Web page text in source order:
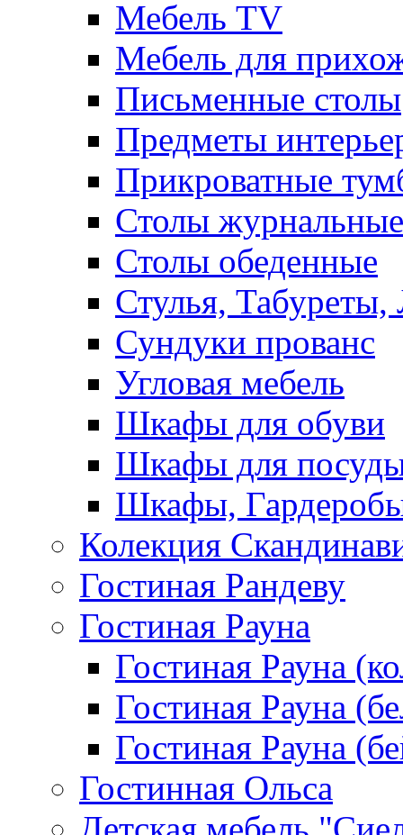
Мебель TV
Мебель для
Письменные столы
Предметы
Прикроватные
Столы журнальные
Столы обеденные
Стулья, Табуреты,
Сундуки прованс
Угловая мебель
Шкафы для обуви
Шкафы для
Шкафы,
Колекция
Гостиная Рандеву
Гостиная Рауна
Гостиная Рауна
Гостиная Рауна
Гостиная Рауна
Гостинная Ольса